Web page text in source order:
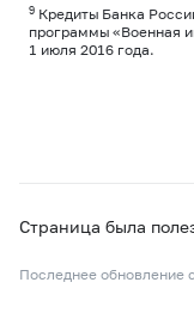
9 Кредиты Банка
программы «Военная
1 июля 2016 года.
Страница была
Последнее обновление